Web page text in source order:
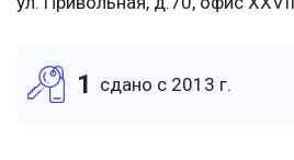
1 cдано c 2013 г.